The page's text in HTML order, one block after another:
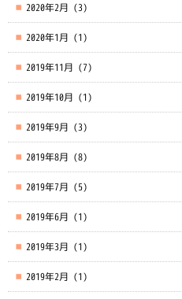
2020年2月 (3)
2020年1月 (1)
2019年11月 (7)
2019年10月 (1)
2019年9月 (3)
2019年8月 (8)
2019年7月 (5)
2019年6月 (1)
2019年3月 (1)
2019年2月 (1)